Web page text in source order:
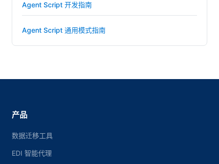
Agent Script 开发指南
Agent Script 通用模式指南
产品
数据迁移工具
EDI 智能代理